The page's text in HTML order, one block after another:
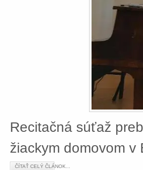
Recitačná súťaž
žiackym domovom v
ČÍTAŤ CELÝ ČLÁNOK...